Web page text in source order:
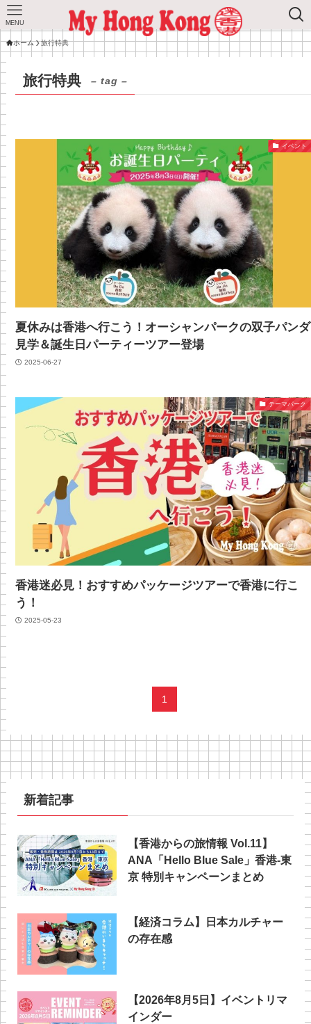
MENU
ホーム 旅行特典
旅行特典 – tag –
イベント
夏休みは香港へ行こう！オーシャンパークの双子パンダ
見学＆誕生日パーティーツアー登場
2025-06-27
テーマパーク
香港迷必見！おすすめパッケージツアーで香港に行こ
う！
2025-05-23
1
新着記事
【香港からの旅情報 Vol.11】
ANA「Hello Blue Sale」香港‐東
京 特別キャンペーンまとめ
【経済コラム】日本カルチャー
の存在感
【2026年8月5日】イベントリマ
インダー